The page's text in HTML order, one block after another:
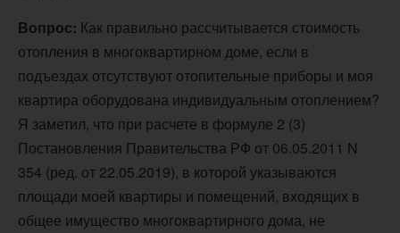
Вопрос: Как правильно рассчитывается стоимость
отопления в многоквартирном доме, если в
подъездах отсутствуют отопительные приборы и моя
квартира оборудована индивидуальным отоплением?
Я заметил, что при расчете в формуле 2 (3)
Постановления Правительства РФ от 06.05.2011 N
354 (ред. от 22.05.2019), в которой указываются
площади моей квартиры и помещений, входящих в
общее имущество многоквартирного дома, не